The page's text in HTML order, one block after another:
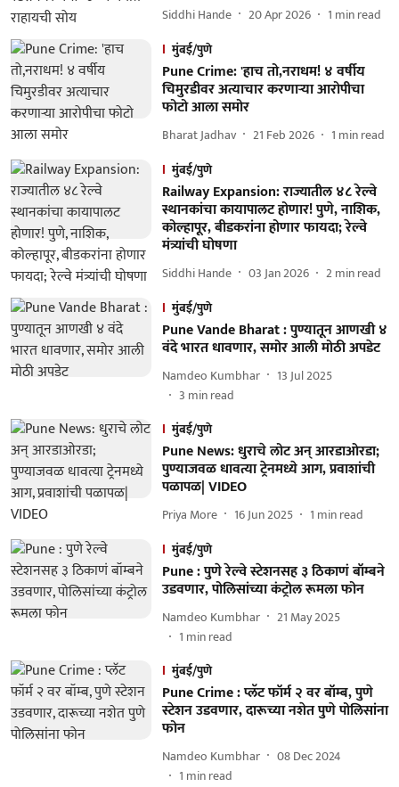
Siddhi Hande 20 Apr 2026 1 min read
मुंबई/पुणे
Pune Crime: 'हाच तो,नराधम! ४ वर्षीय
चिमुरडीवर अत्याचार करणाऱ्या आरोपीचा
फोटो आला समोर
Bharat Jadhav 21 Feb 2026 1 min read
मुंबई/पुणे
Railway Expansion: राज्यातील ४८ रेल्वे
स्थानकांचा कायापालट होणार! पुणे, नाशिक,
कोल्हापूर, बीडकरांना होणार फायदा; रेल्वे
मंत्र्यांची घोषणा
Siddhi Hande 03 Jan 2026 2min read
मुंबई/पुणे
Pune Vande Bharat : पुण्यातून आणखी ४
वंदे भारत धावणार, समोर आली मोठी अपडेट
Namdeo Kumbhar
13 Jul 2025
3 min read
मुंबई/पुणे
Pune News: धुराचे लोट अन् आरडाओरडा;
पुण्याजवळ धावत्या ट्रेनमध्ये आग, प्रवाशांची
पळापळ| VIDEO
Priya More 16 Jun 2025 1 min read
मुंबई/पुणे
Pune : पुणे रेल्वे स्टेशनसह ३ ठिकाणं बॉम्बने
उडवणार, पोलिसांच्या कंट्रोल रूमला फोन
Namdeo Kumbhar
21 May 2025
1 min read
मुंबई/पुणे
Pune Crime : प्लॅट फॉर्म २ वर बॉम्ब, पुणे
स्टेशन उडवणार, दारूच्या नशेत पुणे पोलिसांना
फोन
Namdeo Kumbhar
08 Dec 2024
1 min read